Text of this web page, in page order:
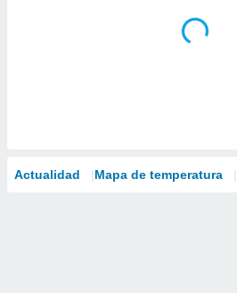
Actualidad Mapa de temperatura